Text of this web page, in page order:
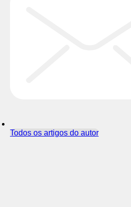
Todos os artigos do autor